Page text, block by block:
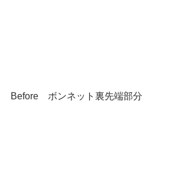
Before　ボンネット裏先端部分